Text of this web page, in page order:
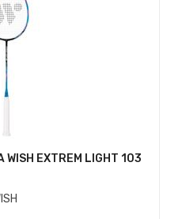
WISH EXTREM LIGHT 103